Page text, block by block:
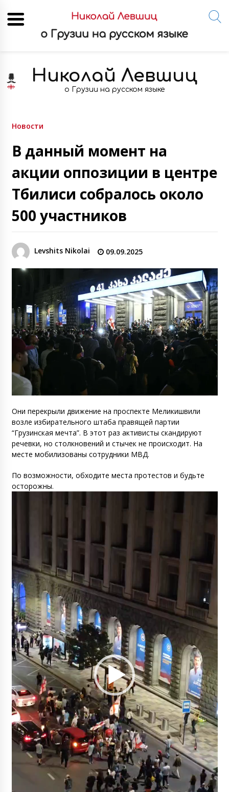
content
Николай Левшиц
о Грузии на русском языке
Новости
В данный момент на
акции оппозиции в центре
Тбилиси собралось около
500 участников
Levshits Nikolai 09.09.2025
Они перекрыли движение на проспекте Меликишвили
возле избирательного штаба правящей партии
“Грузинская мечта”. В этот раз активисты скандируют
речевки, но столкновений и стычек не происходит. На
месте мобилизованы сотрудники МВД.
По возможности, обходите места протестов и будьте
осторожны.